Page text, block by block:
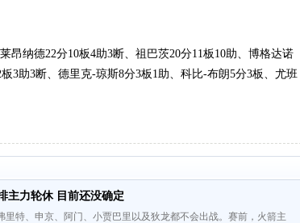
纳德22分10板4助3断、祖巴茨20分11板10助、博格达诺
3助3断、德里克-琼斯8分3板1助、科比-布朗5分3板、尤班
主力轮休 目前还没确定
里特、申京、阿门、小贾巴里以及狄龙都不会出战。赛前，火箭主